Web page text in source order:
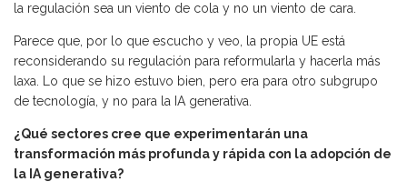
la regulación sea un viento de cola y no un viento de cara.
Parece que, por lo que escucho y veo, la propia UE está
reconsiderando su regulación para reformularla y hacerla más
laxa. Lo que se hizo estuvo bien, pero era para otro subgrupo
de tecnología, y no para la IA generativa.
¿Qué sectores cree que experimentarán una
transformación más profunda y rápida con la adopción de
la IA generativa?